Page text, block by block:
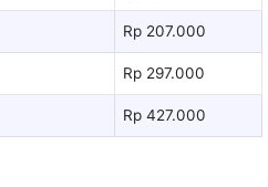
Rp 207.000
Rp 297.000
Rp 427.000